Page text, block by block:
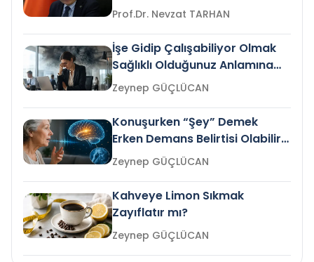
Prof.Dr. Nevzat TARHAN
İşe Gidip Çalışabiliyor Olmak
Sağlıklı Olduğunuz Anlamına
Gelir mi?Zeynep GÜÇLÜCAN
Konuşurken “Şey” Demek
Erken Demans Belirtisi Olabilir
mi?
Zeynep GÜÇLÜCAN
Kahveye Limon Sıkmak
Zayıflatır mı?
Zeynep GÜÇLÜCAN